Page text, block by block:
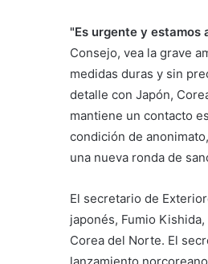
"Es urgente y estamos
Consejo, vea la grave
medidas duras y sin
detalle con Japón,
mantiene un contacto
condición de
una nueva ronda de
El secretario de
japonés, Fumio
Corea del Norte. El